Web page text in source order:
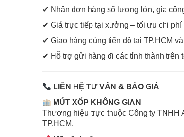
✔ Nhận đơn hàng số lượng lớn, gia
✔ Giá trực tiếp tại xưởng – tối ưu chi phí
✔ Giao hàng đúng tiến độ tại TP.HCM
✔ Hỗ trợ gửi hàng đi các tỉnh thành trên
LIÊN HỆ TƯ VẤN & BÁO GIÁ
MÚT XỐP KHÔNG GIAN
Thương hiệu trực thuộc Công ty TNHH
TP.HCM.